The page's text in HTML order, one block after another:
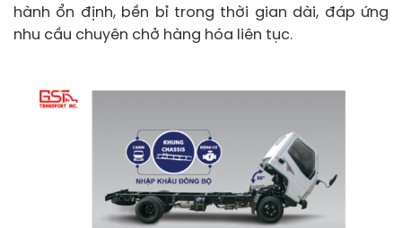
hành ổn định, bền bỉ trong thời gian dài, đáp ứng
nhu cầu chuyên chở hàng hóa liên tục.